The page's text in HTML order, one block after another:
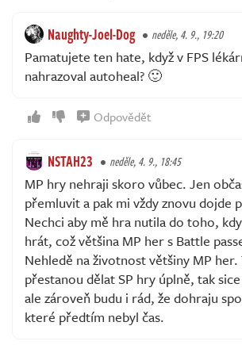
Naughty-Joel-Dog neděle, 4. 9., 19:20
Pamatujete ten hate, když v FPS
nahrazoval autoheal? 🙂
Odpovědět
NSTAH23 neděle, 4. 9., 18:45
MP hry nehraji skoro vůbec. Jen
přemluvit a pak mi vždy znovu dojde
Nechci aby mě hra nutila do toho,
hrát, což většina MP her s Battle
Nehledě na životnost většiny MP her.
přestanou dělat SP hry úplně, tak
ale zároveň budu i rád, že dohraju
které předtím nebyl čas.